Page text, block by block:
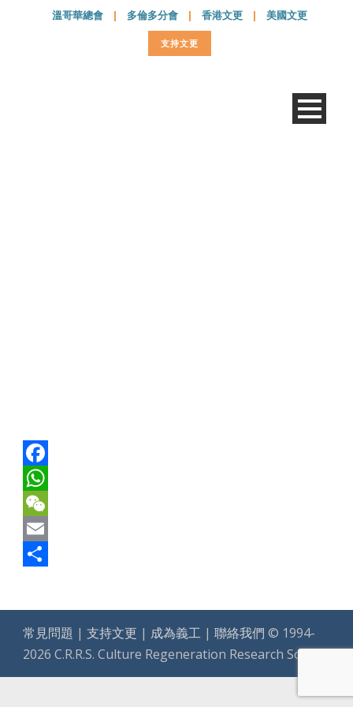
溫哥華總會 | 多倫多分會 | 香港文更 | 美國文更
支持文更
Facebook
WhatsApp
WeChat
Email
常見問題 | 支持文更 | 成為義工 | 聯絡我們 © 1994-
2026 C.R.R.S. Culture Regeneration Research Society